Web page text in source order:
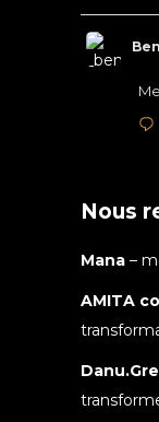
Nous
Mana –
AMITA